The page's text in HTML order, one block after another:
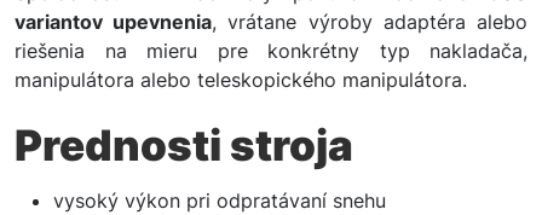
variantov upevnenia, vrátane výroby adaptéra alebo
riešenia na mieru pre konkrétny typ nakladača,
manipulátora alebo teleskopického manipulátora.
Prednosti stroja
vysoký výkon pri odpratávaní snehu